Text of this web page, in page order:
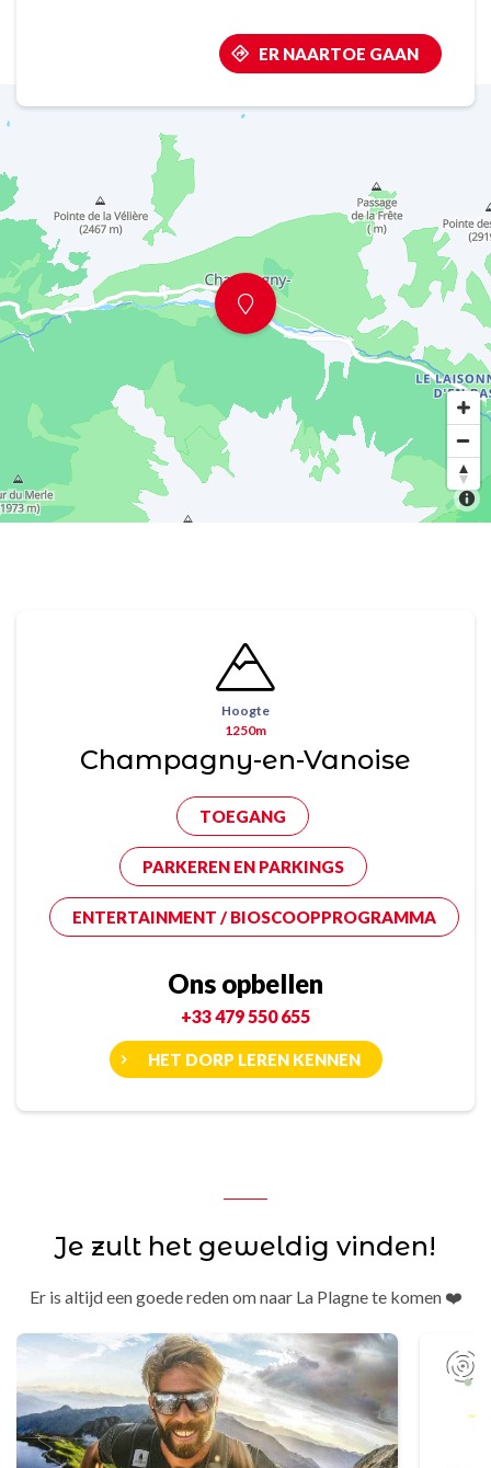
ER NAARTOE GAAN
Hoogte
1250m
Champagny-en-Vanoise
TOEGANG
PARKEREN EN PARKINGS
ENTERTAINMENT / BIOSCOOPPROGRAMMA
Ons opbellen
+33 479 550 655
HET DORP LEREN KENNEN
Je zult het geweldig vinden!
Er is altijd een goede reden om naar La Plagne te komen ❤️